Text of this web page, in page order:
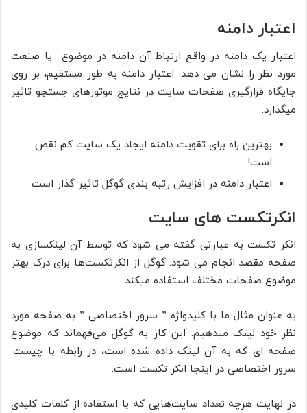
اعتبار دامنه
اعتبار یک دامنه در واقع ارتباط آن دامنه در موضوع یا صنعت
مورد نظر را نشان می دهد. اعتبار دامنه به طور مستقیم، بر روی
جایگاه قرارگیری صفحات سایت در نتایج موتورهای جستجو تاثیر
می­گذارد.
بهترین راه برای تقویت دامنه ایجاد یک سایت کم نقص
است!
اعتبار دامنه در افزایش رتبه بندی گوگل تاثیر گذار است
انکرتکست های سایت
انکر تکست به عبارتی گفته می شود که توسط آن لینکسازی به
صفحه مقصد انجام می شود. گوگل از انکرتکست­‌ها برای درک بهتر
موضوع صفحات مختلف استفاده می­کند.
به عنوان مثال ما با کلیدواژه ” سرور اختصاصی ” به صفحه مورد
نظر خود لینک می­دهیم. این کار به گوگل می­‌فهماند که موضوع
صفحه ای که به آن لینک داده شده است، در رابطه با چیست.
سرور اختصاصی در اینجا انکر تکست است.
در نهایت هرچه تعداد سایت­‌‌‌هایی که با استفاده از کلمات کلیدی